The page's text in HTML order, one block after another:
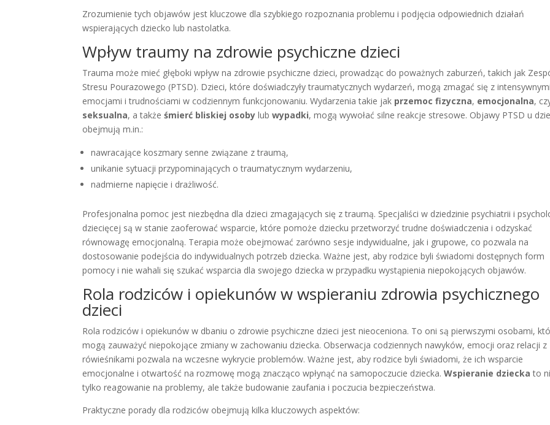
Zrozumienie tych objawów jest kluczowe dla szybkiego rozpoznania problemu i podjęcia odpowiednich działań
wspierających dziecko lub nastolatka.
Wpływ traumy na zdrowie psychiczne dzieci
Trauma może mieć głęboki wpływ na zdrowie psychiczne dzieci, prowadząc do poważnych zaburzeń, takich jak
Stresu Pourazowego (PTSD). Dzieci, które doświadczyły traumatycznych wydarzeń, mogą zmagać się z intensywnymi
emocjami i trudnościami w codziennym funkcjonowaniu. Wydarzenia takie jak przemoc fizyczna, emocjonalna,
seksualna, a takżeśmierć bliskiej osoby lubwypadki, mogą wywołać silne reakcje stresowe. Objawy PTSD u
obejmują m.in.:
nawracające koszmary senne związane z traumą,
unikanie sytuacji przypominających o traumatycznym wydarzeniu,
nadmierne napięcie i drażliwość.
Profesjonalna pomoc jest niezbędna dla dzieci zmagających się z traumą. Specjaliści w dziedzinie psychiatrii i
dziecięcej są w stanie zaoferować wsparcie, które pomoże dziecku przetworzyć trudne doświadczenia i odzyskać
równowagę emocjonalną. Terapia może obejmować zarówno sesje indywidualne, jak i grupowe, co pozwala na
dostosowanie podejścia do indywidualnych potrzeb dziecka. Ważne jest, aby rodzice byli świadomi dostępnych form
pomocy i nie wahali się szukać wsparcia dla swojego dziecka w przypadku wystąpienia niepokojących objawów.
Rola rodziców i opiekunów w wspieraniu zdrowia psychicznego
dzieci
Rola rodziców i opiekunów w dbaniu o zdrowie psychiczne dzieci jest nieoceniona. To oni są pierwszymi osobami,
mogą zauważyć niepokojące zmiany w zachowaniu dziecka. Obserwacja codziennych nawyków, emocji oraz relacji z
rówieśnikami pozwala na wczesne wykrycie problemów. Ważne jest, aby rodzice byli świadomi, że ich wsparcie
emocjonalne i otwartość na rozmowę mogą znacząco wpłynąć na samopoczucie dziecka.Wspieranie dziecka to
tylko reagowanie na problemy, ale także budowanie zaufania i poczucia bezpieczeństwa.
Praktyczne porady dla rodziców obejmują kilka kluczowych aspektów: